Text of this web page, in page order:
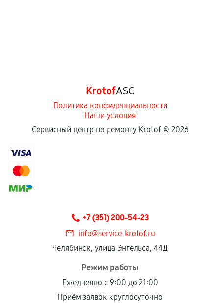
KrotofASC
Политика конфиденциальности
Наши условия
Сервисный центр по ремонту Krotof © 2026
+7 (351) 200-54-23
info@service-krotof.ru
Челябинск, улица Энгельса, 44Д
Режим работы
Ежедневно с 9:00 до 21:00
Приём заявок круглосуточно